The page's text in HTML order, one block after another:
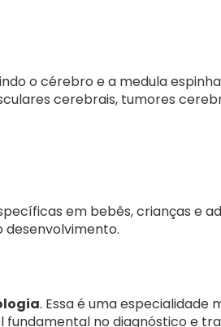
o cérebro e a medula
cerebrais, tumores
em bebês, crianças e
desenvolvimento.
. Essa é uma especialidade
fundamental no diagnóstico e